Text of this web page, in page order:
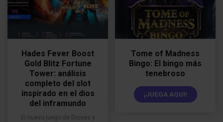
Hades Fever Boost
Gold Blitz Fortune
Tower: análisis
completo del slot
inspirado en el dios
del inframundo
El nuevo juego de Dioses y
Tome of Madness
Bingo: El bingo más
tenebroso
¡JUEGA AQUI!